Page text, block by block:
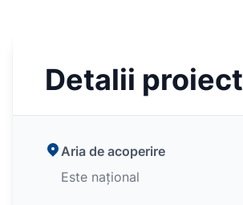
Detalii proiect
Aria de acoperire
Este național